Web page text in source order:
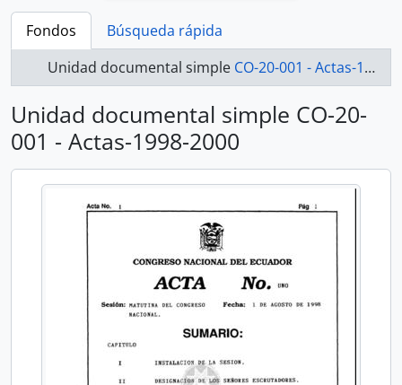
Fondos
Búsqueda rápida
Unidad documental simple CO-20-001 - Actas-1998-2000
Unidad documental simple CO-20-
001 - Actas-1998-2000